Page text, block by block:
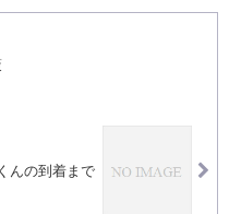
んの到着まで